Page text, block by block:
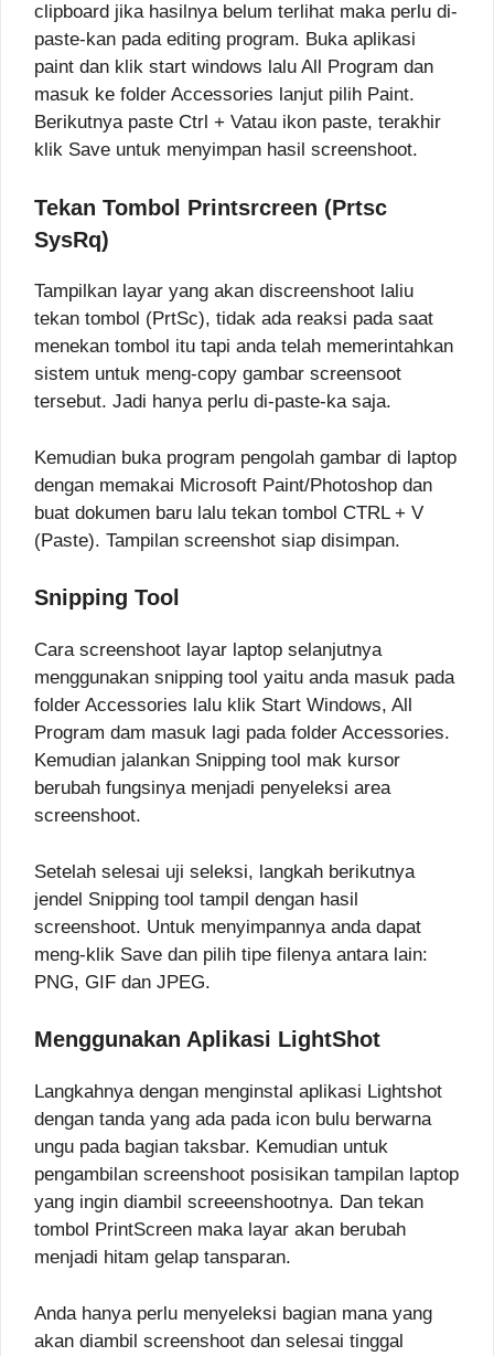
clipboard jika hasilnya belum terlihat maka perlu di-
paste-kan pada editing program. Buka aplikasi
paint dan klik start windows lalu All Program dan
masuk ke folder Accessories lanjut pilih Paint.
Berikutnya paste Ctrl + Vatau ikon paste, terakhir
klik Save untuk menyimpan hasil screenshoot.
Tekan Tombol Printsrcreen (Prtsc
SysRq)
Tampilkan layar yang akan discreenshoot laliu
tekan tombol (PrtSc), tidak ada reaksi pada saat
menekan tombol itu tapi anda telah memerintahkan
sistem untuk meng-copy gambar screensoot
tersebut. Jadi hanya perlu di-paste-ka saja.
Kemudian buka program pengolah gambar di laptop
dengan memakai Microsoft Paint/Photoshop dan
buat dokumen baru lalu tekan tombol CTRL + V
(Paste). Tampilan screenshot siap disimpan.
Snipping Tool
Cara screenshoot layar laptop selanjutnya
menggunakan snipping tool yaitu anda masuk pada
folder Accessories lalu klik Start Windows, All
Program dam masuk lagi pada folder Accessories.
Kemudian jalankan Snipping tool mak kursor
berubah fungsinya menjadi penyeleksi area
screenshoot.
Setelah selesai uji seleksi, langkah berikutnya
jendel Snipping tool tampil dengan hasil
screenshoot. Untuk menyimpannya anda dapat
meng-klik Save dan pilih tipe filenya antara lain:
PNG, GIF dan JPEG.
Menggunakan Aplikasi LightShot
Langkahnya dengan menginstal aplikasi Lightshot
dengan tanda yang ada pada icon bulu berwarna
ungu pada bagian taksbar. Kemudian untuk
pengambilan screenshoot posisikan tampilan laptop
yang ingin diambil screeenshootnya. Dan tekan
tombol PrintScreen maka layar akan berubah
menjadi hitam gelap tansparan.
Anda hanya perlu menyeleksi bagian mana yang
akan diambil screenshoot dan selesai tinggal